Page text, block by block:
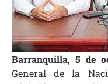
Barranquilla, 5 de
General de la